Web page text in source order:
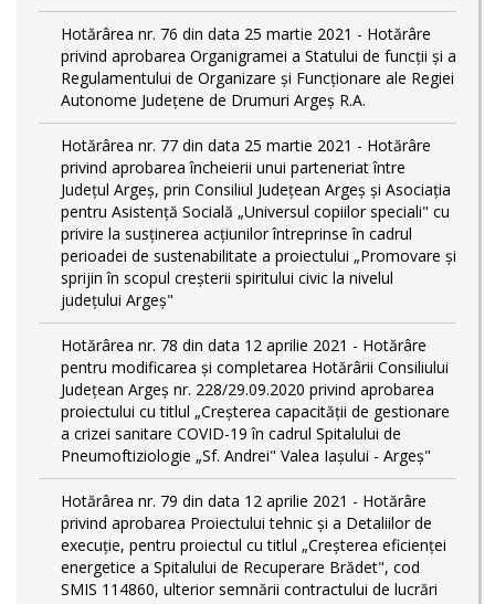
Hotărârea nr. 76 din data 25 martie 2021 - Hotărâre
privind aprobarea Organigramei a Statului de funcţii și a
Regulamentului de Organizare și Funcționare ale Regiei
Autonome Județene de Drumuri Argeş R.A.
Hotărârea nr. 77 din data 25 martie 2021 - Hotărâre
privind aprobarea încheierii unui parteneriat între
Județul Argeș, prin Consiliul Județean Argeș și Asociația
pentru Asistență Socială „Universul copiilor speciali" cu
privire la susținerea acțiunilor întreprinse în cadrul
perioadei de sustenabilitate a proiectului „Promovare și
sprijin în scopul creșterii spiritului civic la nivelul
județului Argeș"
Hotărârea nr. 78 din data 12 aprilie 2021 - Hotărâre
pentru modificarea și completarea Hotărârii Consiliului
Județean Argeș nr. 228/29.09.2020 privind aprobarea
proiectului cu titlul „Creșterea capacității de gestionare
a crizei sanitare COVID-19 în cadrul Spitalului de
Pneumoftiziologie „Sf. Andrei" Valea Iașului - Argeș"
Hotărârea nr. 79 din data 12 aprilie 2021 - Hotărâre
privind aprobarea Proiectului tehnic şi a Detaliilor de
execuție, pentru proiectul cu titlul „Creşterea eficienţei
energetice a Spitalului de Recuperare Brădet", cod
SMIS 114860, ulterior semnării contractului de lucrări